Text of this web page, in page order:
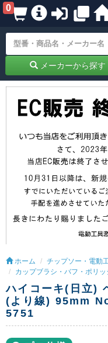
0
メーカーから探す
ホーム
チップソー・電動
カップブラシ・バフ・ポリッ
ハイコーキ(日立)
(より線) 95mm
5751